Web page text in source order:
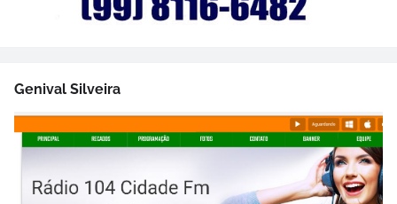
Genival Silveira